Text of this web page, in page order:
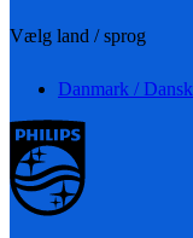
Vælg land / sprog
Danmark / Dansk